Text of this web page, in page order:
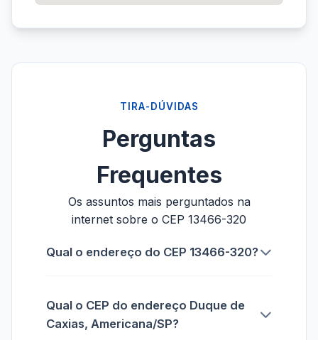
TIRA-DÚVIDAS
Perguntas
Frequentes
Os assuntos mais perguntados na
internet sobre o CEP 13466-320
Qual o endereço do CEP 13466-320?
Qual o CEP do endereço Duque de
Caxias, Americana/SP?